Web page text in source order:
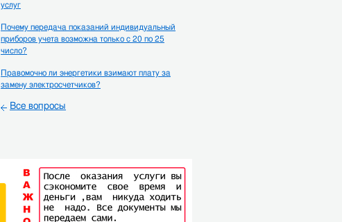
услуг
Почему передача показаний индивидуальный
приборов учета возможна только с 20 по 25
число?
Правомочно ли энергетики взимают плату за
замену электросчетчиков?
Все вопросы